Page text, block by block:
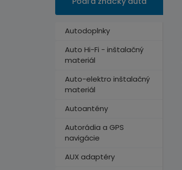
Autodoplnky
Auto Hi-Fi - inštalačný
materiál
Auto-elektro inštalačný
materiál
Autoantény
Autorádia a GPS
navigácie
AUX adaptéry